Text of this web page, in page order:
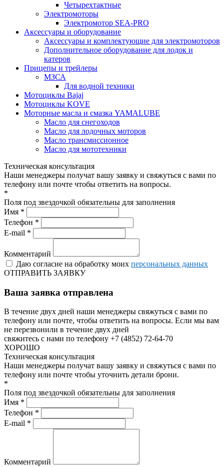
Четырехтактные
Электромоторы
Электромотор SEA-PRO
Аксессуары и оборудование
Аксессуары и комплектующие для электромоторов
Дополнительное оборудование для лодок и
катеров
Прицепы и трейлеры
МЗСА
Для водной техники
Мотоциклы Bajaj
Мотоциклы KOVE
Моторные масла и смазка YAMALUBE
Масло для снегоходов
Масло для лодочных моторов
Масло трансмиссионное
Масло для мототехники
Техническая консультация
Наши менеджеры получат вашу заявку и свяжуться с вами по
телефону или почте чтобы ответить на вопросы.
*
Поля под звездочкой обязательны для заполнения
Имя *
Телефон *
E-mail *
Комментарий
Даю согласие на обработку моих персональных данных
ОТПРАВИТЬ ЗАЯВКУ
Ваша заявка отправлена
В течение двух дней наши менеджеры свяжуться с вами по
телефону или почте, чтобы ответить на вопросы. Если мы вам
не перезвонили в течение двух дней
свяжитесь с нами по телефону +7 (4852) 72-64-70
ХОРОШО
Техническая консультация
Наши менеджеры получат вашу заявку и свяжуться с вами по
телефону или почте чтобы уточнить детали брони.
*
Поля под звездочкой обязательны для заполнения
Имя *
Телефон *
E-mail *
Комментарий